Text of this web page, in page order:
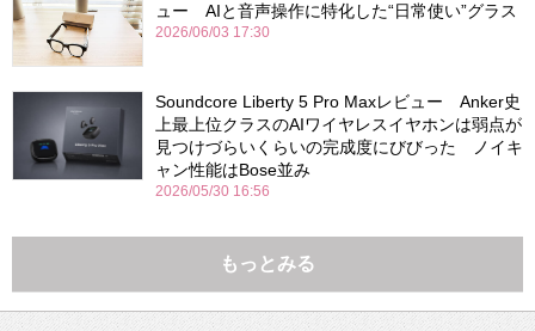
ュー AIと音声操作に特化した“日常使い”グラス
2026/06/03 17:30
Soundcore Liberty 5 Pro Maxレビュー Anker史
上最上位クラスのAIワイヤレスイヤホンは弱点が
見つけづらいくらいの完成度にびびった ノイキ
ャン性能はBose並み
2026/05/30 16:56
もっとみる